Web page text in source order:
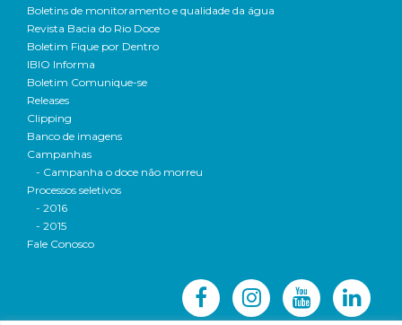
Boletins de monitoramento e qualidade da água
Revista Bacia do Rio Doce
Boletim Fique por Dentro
IBIO Informa
Boletim Comunique-se
Releases
Clipping
Banco de imagens
Campanhas
- Campanha o doce não morreu
Processos seletivos
- 2016
- 2015
Fale Conosco